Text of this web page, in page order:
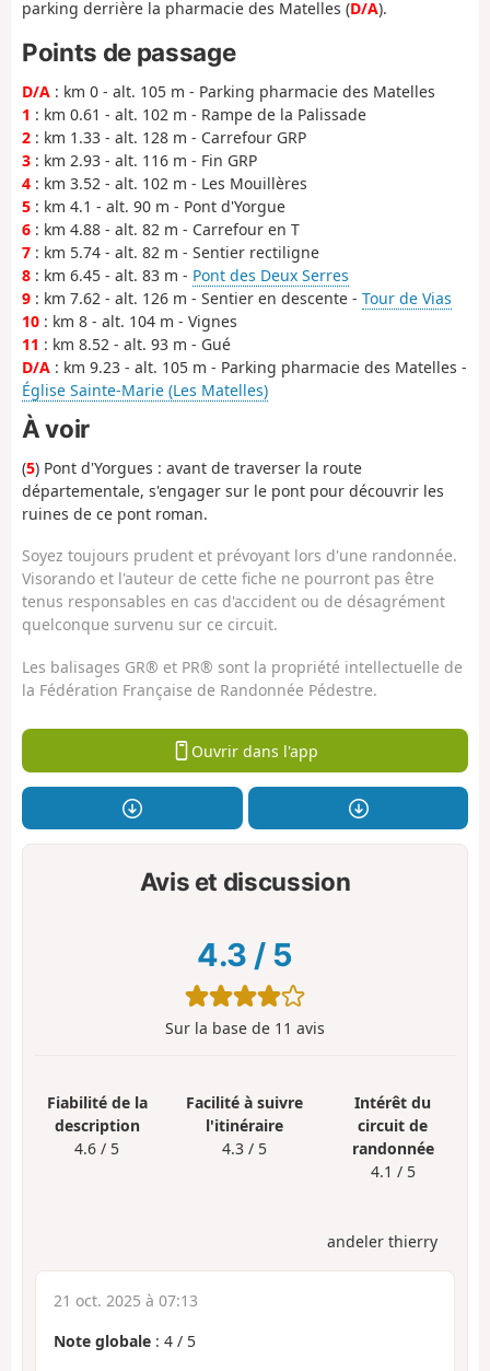
parking derrière la pharmacie des Matelles (D/A).
Points de passage
D/A : km 0 - alt. 105 m - Parking pharmacie des Matelles
1 : km 0.61 - alt. 102 m - Rampe de la Palissade
2 : km 1.33 - alt. 128 m - Carrefour GRP
3 : km 2.93 - alt. 116 m - Fin GRP
4 : km 3.52 - alt. 102 m - Les Mouillères
5 : km 4.1 - alt. 90 m - Pont d'Yorgue
6 : km 4.88 - alt. 82 m - Carrefour en T
7 : km 5.74 - alt. 82 m - Sentier rectiligne
8 : km 6.45 - alt. 83 m - Pont des Deux Serres
9 : km 7.62 - alt. 126 m - Sentier en descente - Tour de Vias
10 : km 8 - alt. 104 m - Vignes
11 : km 8.52 - alt. 93 m - Gué
D/A : km 9.23 - alt. 105 m - Parking pharmacie des Matelles -
Église Sainte-Marie (Les Matelles)
À voir
(5) Pont d'Yorgues : avant de traverser la route
départementale, s'engager sur le pont pour découvrir les
ruines de ce pont roman.
Soyez toujours prudent et prévoyant lors d'une randonnée.
Visorando et l'auteur de cette fiche ne pourront pas être
tenus responsables en cas d'accident ou de désagrément
quelconque survenu sur ce circuit.
Les balisages GR® et PR® sont la propriété intellectuelle de
la Fédération Française de Randonnée Pédestre.
Ouvrir dans l'app
Avis et discussion
4.3 / 5
Sur la base de 11 avis
Fiabilité de la
description
4.6 / 5
Facilité à suivre
l'itinéraire
4.3 / 5
Intérêt du
circuit de
randonnée
4.1 / 5
andeler thierry
21 oct. 2025 à 07:13
Note globale : 4 / 5